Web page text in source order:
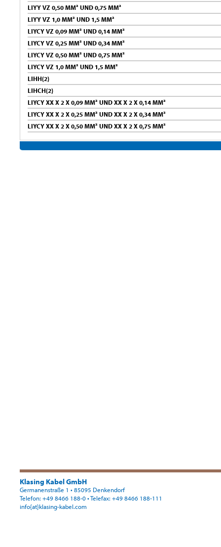
LIYY VZ 0,50 MM² UND 0,75 MM²
LIYY VZ 1,0 MM² UND 1,5 MM²
LIYCY VZ 0,09 MM² UND 0,14 MM²
LIYCY VZ 0,25 MM² UND 0,34 MM²
LIYCY VZ 0,50 MM² UND 0,75 MM²
LIYCY VZ 1,0 MM² UND 1,5 MM²
LIHH(2)
LIHCH(2)
LIYCY XX X 2 X 0,09 MM² UND XX X 2 X 0,14 MM²
LIYCY XX X 2 X 0,25 MM² UND XX X 2 X 0,34 MM²
LIYCY XX X 2 X 0,50 MM² UND XX X 2 X 0,75 MM²
Klasing Kabel GmbH
Germanenstraße 1 • 85095 Denkendorf
Telefon: +49 8466 188-0• Telefax: +49 8466 188-111
info{at}klasing-kabel.com